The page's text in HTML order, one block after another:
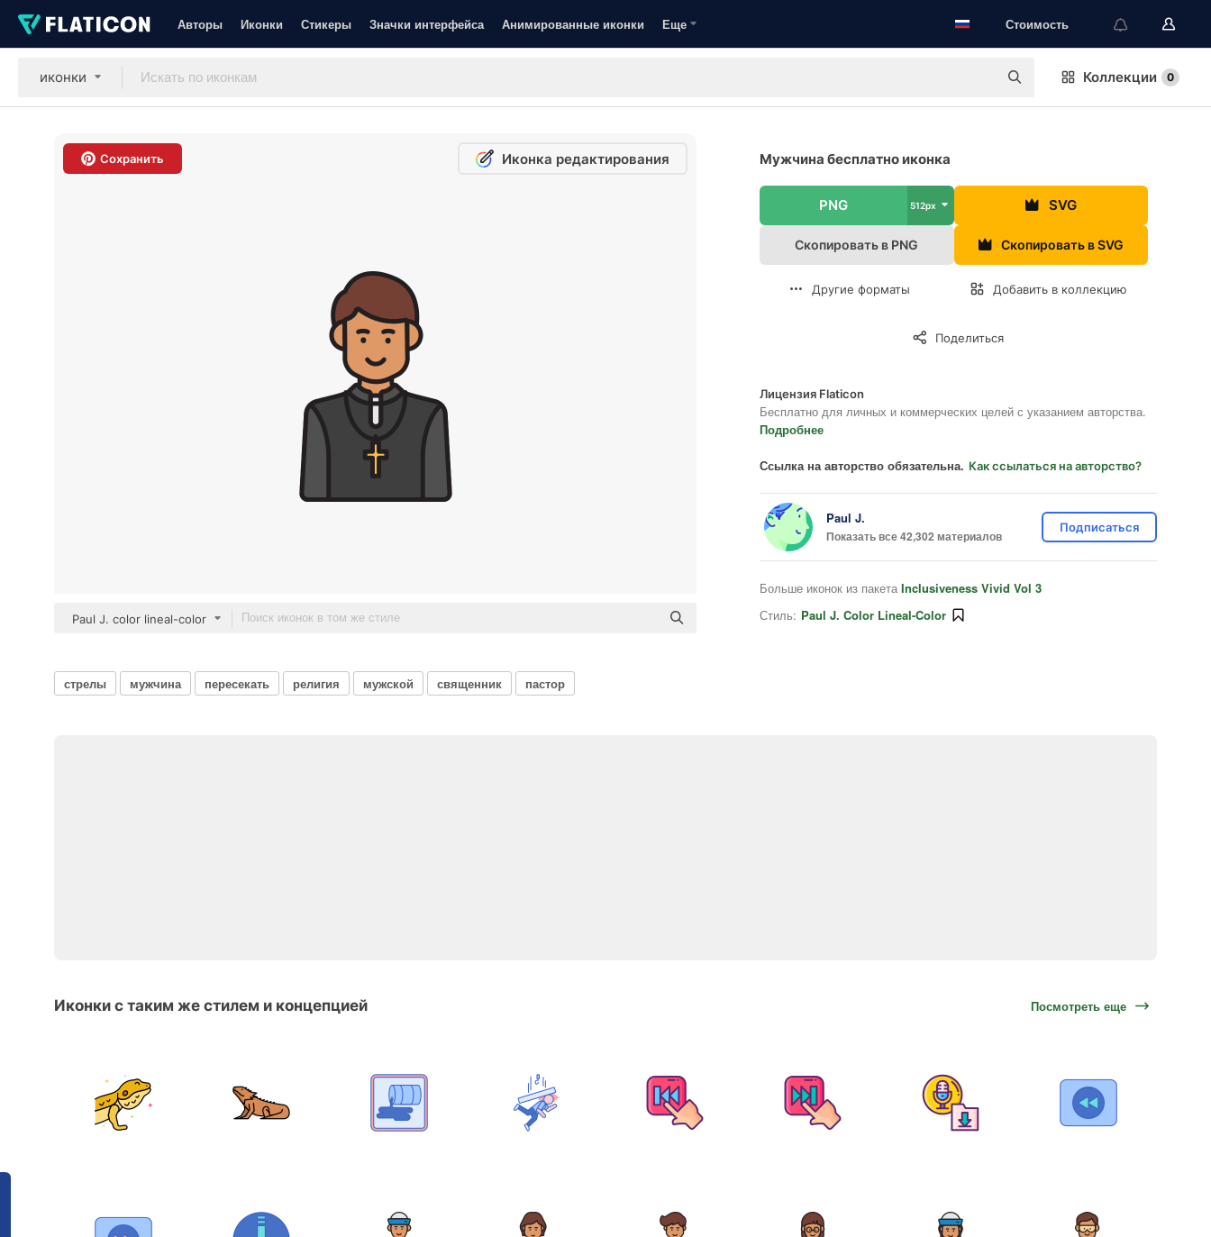
Авторы Иконки Стикеры Значки интерфейса Анимированные иконки Еще Стоимость
иконки Коллекции 0
Сохранить Иконка редактирования
Paul J. color lineal-color
Мужчина бесплатно иконка
PNG 512px SVG
Скопировать в PNG Скопировать в SVG
Другие форматы Добавить в коллекцию
Поделиться
Лицензия Flaticon
Бесплатно для личных и коммерческих целей с указанием авторства.
Подробнее
Ссылка на авторство обязательна. Как ссылаться на авторство?
Paul J.
Показать все 42,302 материалов
Подписаться
Больше иконок из пакета Inclusiveness Vivid Vol 3
Стиль: Paul J. Color Lineal-Color
стрелы мужчина пересекать религия мужской священник пастор
Иконки с таким же стилем и концепцией Посмотреть еще